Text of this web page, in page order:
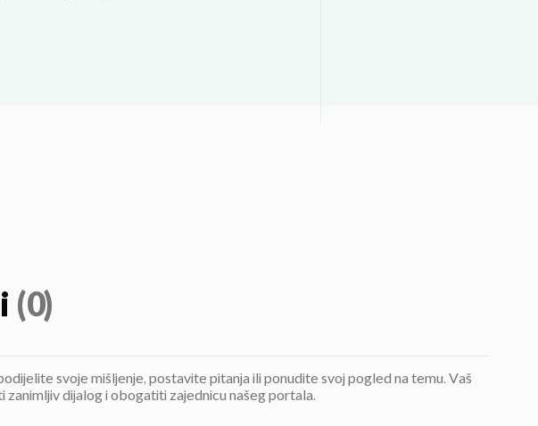
(0)
svoje mišljenje, postavite pitanja ili ponudite svoj pogled na temu. Vaš
dijalog i obogatiti zajednicu našeg portala.